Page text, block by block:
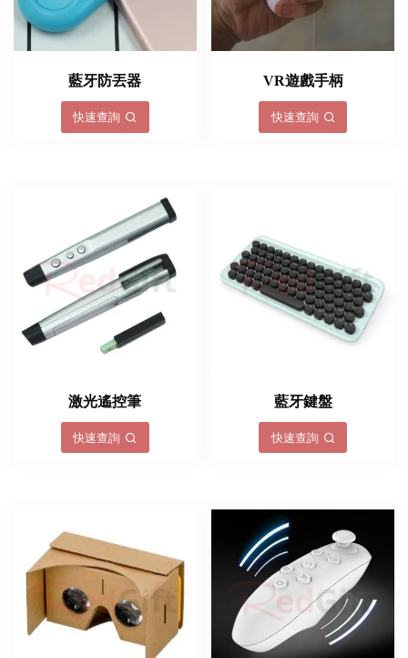
藍牙防丟器
快速查詢
VR遊戲手柄
快速查詢
激光遙控筆
快速查詢
藍牙鍵盤
快速查詢